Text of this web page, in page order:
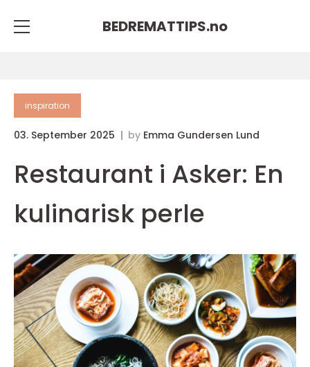
BEDREMATTIPS.no
inspiration
03. September 2025 by Emma Gundersen Lund
Restaurant i Asker: En
kulinarisk perle